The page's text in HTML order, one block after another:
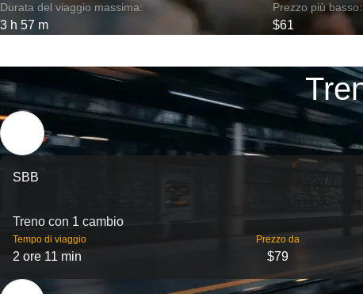
Durata del viaggio massima:
3 h 57 m
Prezzo più basso:
$61
SBB
Treno con 1 cambio
Tempo di viaggio
2 ore 11 min
Prezzo da
$79